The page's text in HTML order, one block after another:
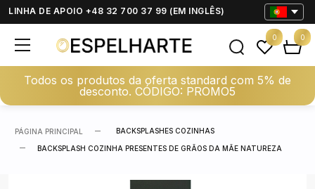
LINHA DE APOIO +48 32 700 37 99 (EM INGLÊS)
Todos os produtos da oferta standard com 5% de
desconto. CÓDIGO: PROMO5
0 0
PÁGINA PRINCIPAL BACKSPLASHES COZINHAS
BACKSPLASH COZINHA PRESENTES DE GRÃOS DA MÃE NATUREZA